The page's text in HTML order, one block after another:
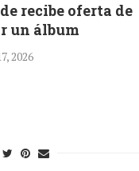
recibe oferta de
un álbum
2026